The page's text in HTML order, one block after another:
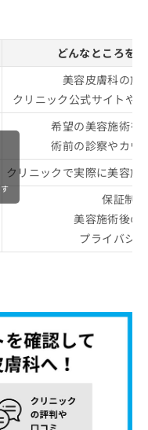
どんなところを
美容皮膚科の施
クリニック公式サイトや
希望の美容施術を
術前の診察やカウ
クリニックで実際に美容施
保証制
美容施術後の
プライバシ